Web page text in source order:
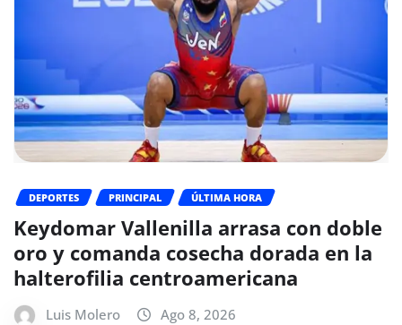
DEPORTES PRINCIPAL ÚLTIMA HORA
Keydomar Vallenilla arrasa con doble
oro y comanda cosecha dorada en la
halterofilia centroamericana
Luis Molero Ago 8, 2026